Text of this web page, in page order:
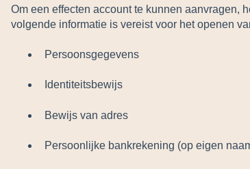
Om een ​​effecten account te kunnen aanvragen,
volgende informatie is vereist voor het openen
Persoonsgegevens
Identiteitsbewijs
Bewijs van adres
Persoonlijke bankrekening (op eigen